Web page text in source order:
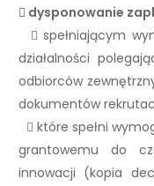
 dysponowanie
 spełniającym
działalności
odbiorców
dokumentów
 które spełni
grantowemu do
innowacji (kopia